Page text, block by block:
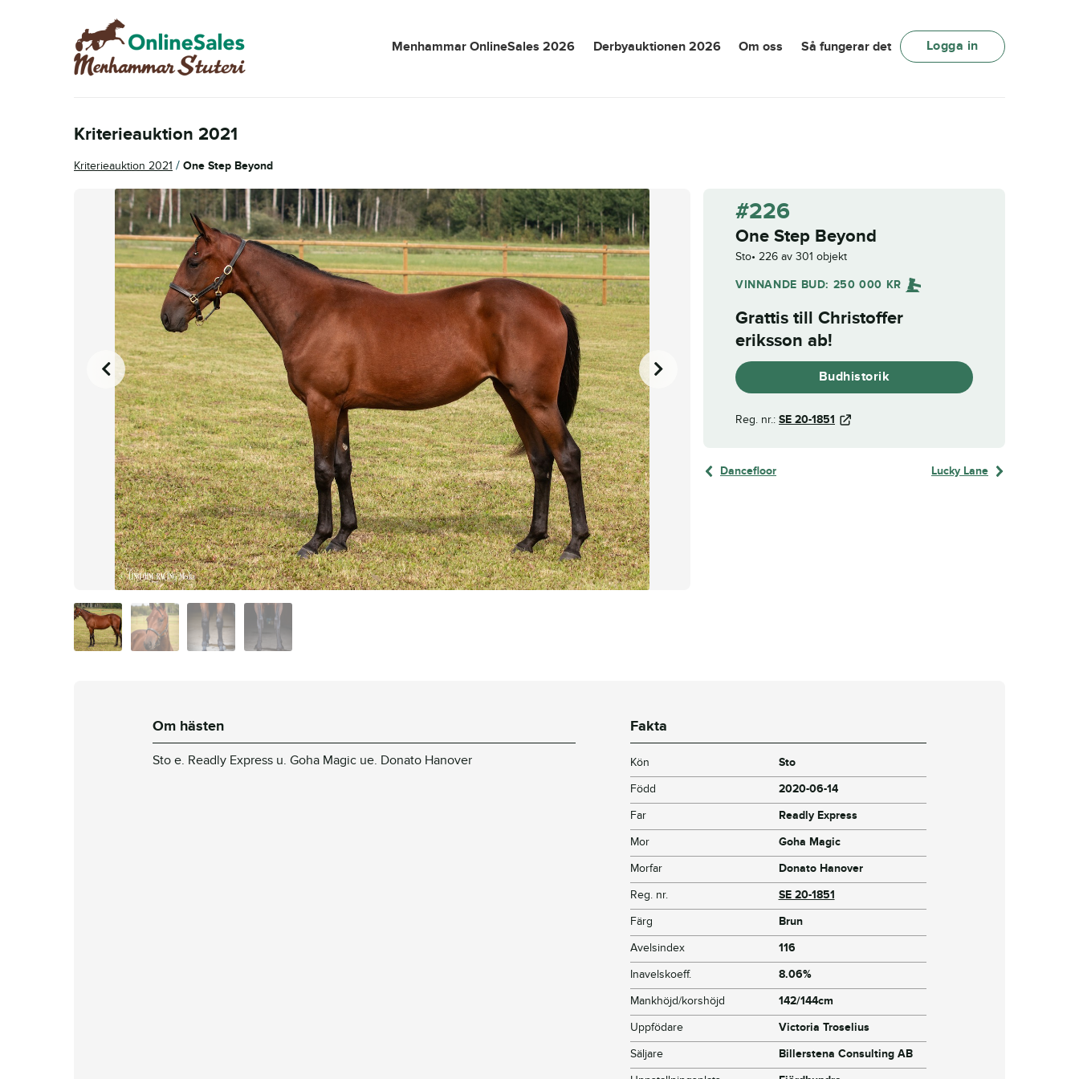
Hoppa
till
navigering
Hoppa
till
innehåll
Menhammar OnlineSales 2026 Derbyauktionen 2026 Om oss Så fungerar det Logga in
Kriterieauktion 2021
Kriterieauktion 2021 / One Step Beyond
#226
One Step Beyond
Sto 226 av 301 objekt
VINNANDE BUD: 250 000 KR
Grattis till Christoffer
eriksson ab!
Budhistorik
Reg. nr.: SE 20-1851
Dancefloor Lucky Lane
Om hästen
Sto e. Readly Express u. Goha Magic ue. Donato Hanover
Fakta
Kön
Sto
Född
2020-06-14
Far
Readly Express
Mor
Goha Magic
Morfar
Donato Hanover
Reg. nr.
SE 20-1851
Färg
Brun
Avelsindex
116
Inavelskoeff.
8.06%
Mankhöjd/korshöjd
142/144cm
Uppfödare
Victoria Troselius
Säljare
Billerstena Consulting AB